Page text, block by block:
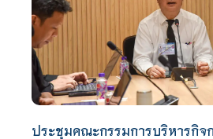
ประชุมคณะกรรมการบริหารกิจ